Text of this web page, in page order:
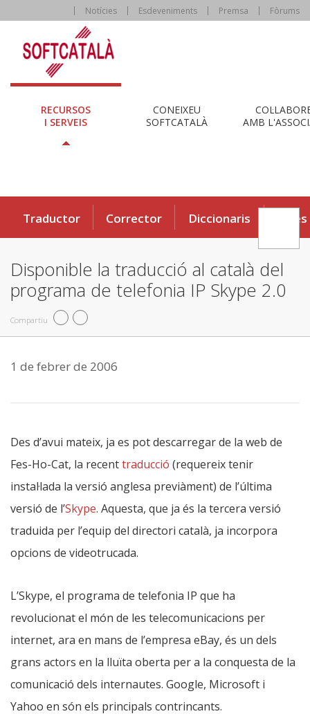
Notícies Esdeveniments Premsa Fòrums
RECURSOS
I SERVEIS
CONEIXEU
SOFTCATALÀ
AMB
Traductor Corrector Diccionaris Eines
Disponible la traducció al català del
programa de telefonia IP Skype 2.0
Compartiu
1 de febrer de 2006
Des d’avui mateix, ja es pot descarregar de la web de
Fes-Ho-Cat, la recenttraducció (requereix tenir
instal·lada la versió anglesa previàment) de l’última
versió de l’Skype. Aquesta, que ja és la tercera versió
traduida per l’equip del directori català, ja incorpora
opcions de videotrucada.
L’Skype, el programa de telefonia IP que ha
revolucionat el món de les telecomunicacions per
internet, ara en mans de l’empresa eBay, és un dels
grans actors en la lluïta oberta per a la conquesta de la
comunicació dels internautes. Google, Microsoft i
Yahoo en són els principals contrincants.